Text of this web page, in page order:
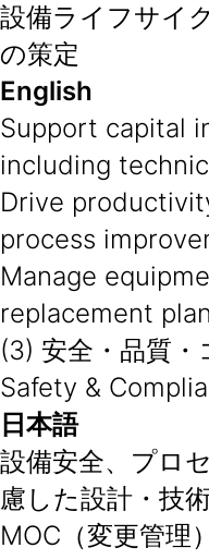
設備ライフサイ
の策定
English
Support capital
including
Drive
process
Manage
replacement
(3) 安全・品質
Safety &
日本語
設備安全、プロ
慮した設計・技
MOC（変更管理